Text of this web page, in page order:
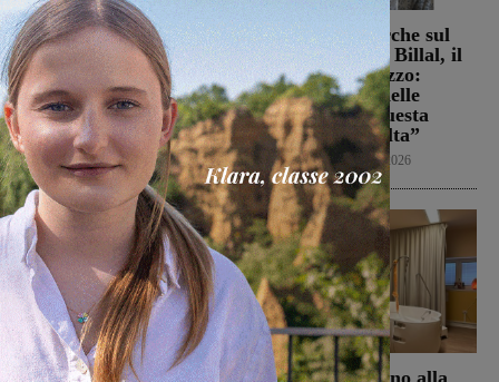
Weekender: cosa fare nel
fine settimana in
Valdarno
Weekender 7 Agosto 2026
Sospese le ricerche sul
campo di Miah Billal, il
Prefetto di Arezzo:
“L’attenzione delle
istituzioni su questa
vicenda resta alta”
Cronaca 6 Agosto 2026